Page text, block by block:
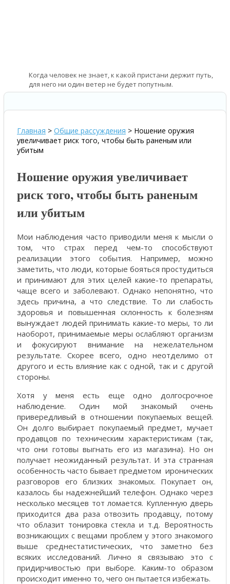
Когда человек не знает, к какой пристани держит путь,
для него ни один ветер не будет попутным.
Главная > Общие рассуждения > Ношение оружия
увеличивает риск того, чтобы быть раненым или
убитым
Ношение оружия увеличивает
риск того, чтобы быть раненым
или убитым
Мои наблюдения часто приводили меня к мысли о
том, что страх перед чем-то способствуют
реализации этого события. Например, можно
заметить, что люди, которые бояться простудиться
и принимают для этих целей какие-то препараты,
чаще всего и заболевают. Однако непонятно, что
здесь причина, а что следствие. То ли слабость
здоровья и повышенная склонность к болезням
вынуждает людей принимать какие-то меры, то ли
наоборот, принимаемые меры ослабляют организм
и фокусируют внимание на нежелательном
результате. Скорее всего, одно неотделимо от
другого и есть влияние как с одной, так и с другой
стороны.
Хотя у меня есть еще одно долгосрочное
наблюдение. Один мой знакомый очень
привередливый в отношении покупаемых вещей.
Он долго выбирает покупаемый предмет, мучает
продавцов по техническим характеристикам (так,
что они готовы выгнать его из магазина). Но он
получает неожиданный результат. И эта странная
особенность часто бывает предметом иронических
разговоров его близких знакомых. Покупает он,
казалось бы надежнейший телефон. Однако через
несколько месяцев тот ломается. Купленную дверь
приходится два раза отвозить продавцу, потому
что облазит тонировка стекла и т.д. Вероятность
возникающих с вещами проблем у этого знакомого
выше среднестатистических, что заметно без
всяких исследований. Лично я связываю это с
придирчивостью при выборе. Каким-то образом
происходит именно то, чего он пытается избежать.